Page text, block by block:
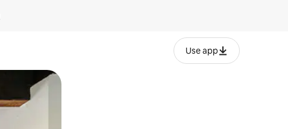
Use app